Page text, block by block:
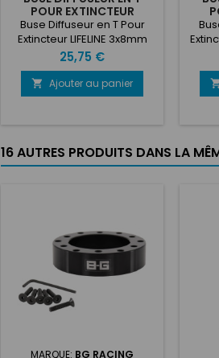
POUR EXTINCTEUR
LIFELINE
Buse Diffuseur en T Pour
Extincteur LIFELINE 3x8mm
Prix
25,75 €
 Ajouter au panier
16 AUTRES PRODUITS DANS LA
MARQUE: BG RACING